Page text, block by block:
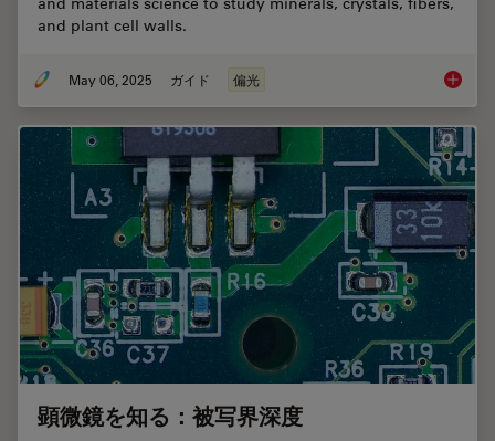
and plant cell walls.
May 06, 2025 ガイド 偏光 A
顕微鏡を知る：被写界深度